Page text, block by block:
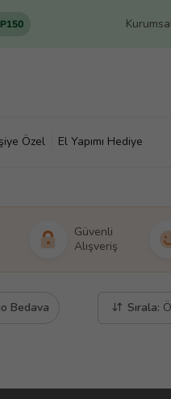
Özel El Yapımı Hediye
Güvenli
Alışveriş
Bedava Sırala: